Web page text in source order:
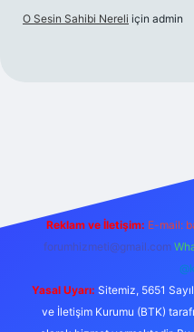
O Sesin Sahibi Nereli için admin
Reklam ve İletişim: E-mail:
forumhizmeti@gmail.com
Yasal Uyarı: Sitemiz, 5651
ve İletişim Kurumu (BTK)